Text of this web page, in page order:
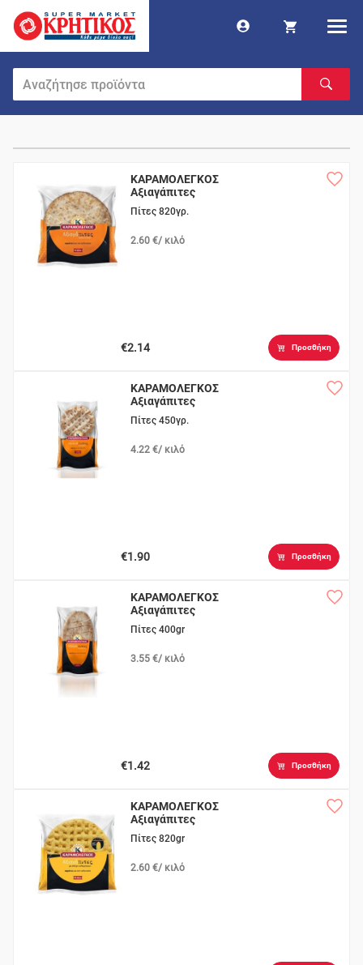
ΚΑΡΑΜΟΛΕΓΚΟΣ
Αξιαγάπιτες
10τεμάχια
Πίτες 820γρ.
2.60 €/ κιλό
€2.14 Προσθήκη
ΚΑΡΑΜΟΛΕΓΚΟΣ
Αξιαγάπιτες
10τεμάχια
Πίτες 450γρ.
4.22 €/ κιλό
€1.90 Προσθήκη
ΚΑΡΑΜΟΛΕΓΚΟΣ
Αξιαγάπιτες
Κυπριακές 5τεμ.
Πίτες 400gr
3.55 €/ κιλό
€1.42 Προσθήκη
ΚΑΡΑΜΟΛΕΓΚΟΣ
Αξιαγάπιτες
Καλαμποκιού 10τεμ.
Πίτες 820gr
2.60 €/ κιλό